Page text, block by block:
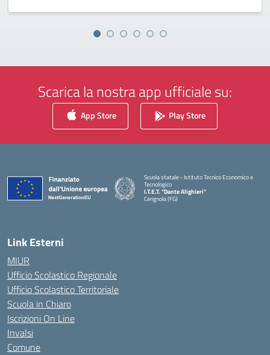
Scarica la nostra app ufficiale su:
App Store Play Store
Scuola statale - Istituto Tecnico Economico e
Tecnologico
I.T.E.T. "Dante Alighieri"
Cerignola (FG)
— Visita la pagina iniziale della scuola
Link Esterni
MIUR
Ufficio Scolastico Regionale
Ufficio Scolastico Territoriale
Scuola in Chiaro
Iscrizioni On Line
Invalsi
Comune